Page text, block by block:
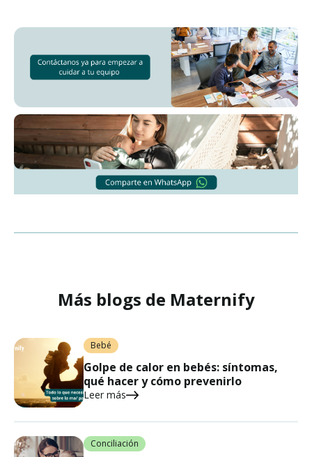
Más blogs de Maternify
Bebé
Golpe de calor en bebés: síntomas,
qué hacer y cómo prevenirlo
Leer más
Conciliación